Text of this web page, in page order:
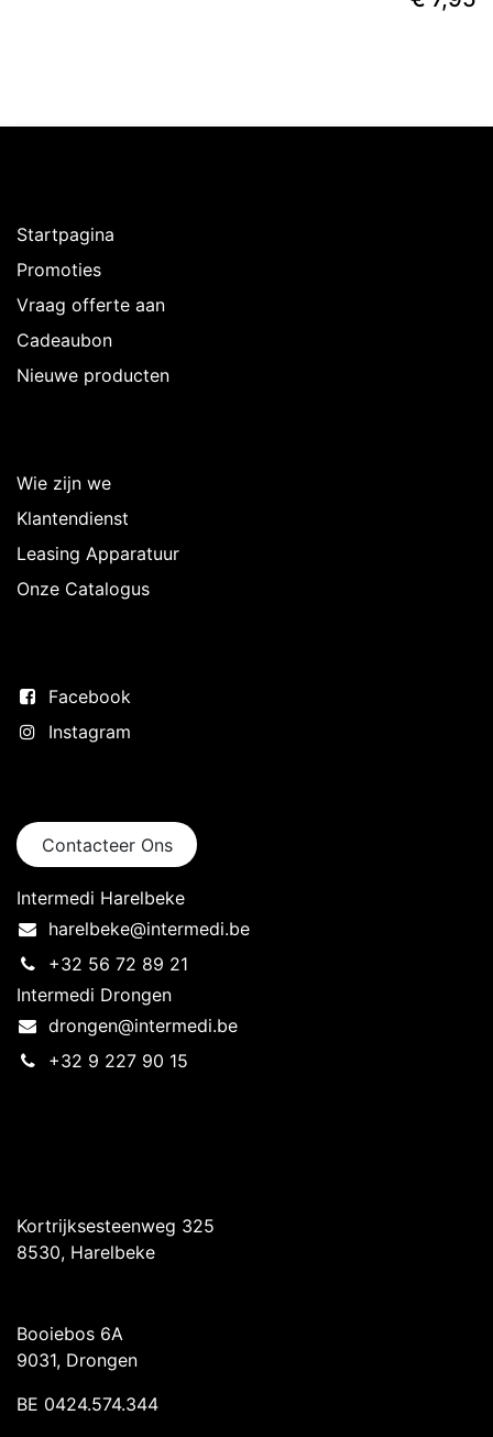
Startpagina
Promoties
Vraag offerte aan
Cadeaubon
Nieuwe producten
Wie zijn we
Klantendienst
Leasing Apparatuur
Onze Catalogus
Facebook
Instagram
Contacteer Ons
Intermedi Harelbeke
harelbeke@intermedi.be
+32 56 72 89 21
Intermedi Drongen
drongen@intermedi.be
+32 9 227 90 15
Kortrijksesteenweg 325
8530, Harelbeke
Booiebos 6A
9031, Drongen
BE 0424.574.344